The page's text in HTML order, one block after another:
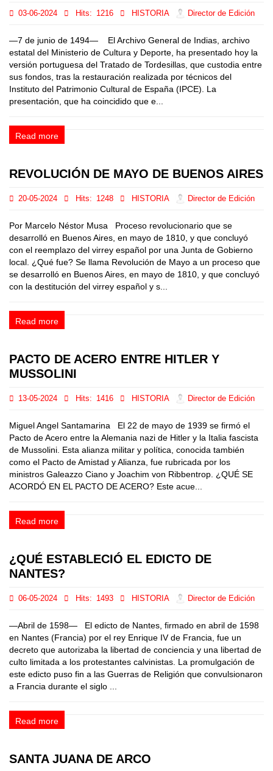
03-06-2024 Hits: 1216 HISTORIA Director de Edición
—7 de junio de 1494— El Archivo General de Indias, archivo
estatal del Ministerio de Cultura y Deporte, ha presentado hoy la
versión portuguesa del Tratado de Tordesillas, que custodia entre
sus fondos, tras la restauración realizada por técnicos del
Instituto del Patrimonio Cultural de España (IPCE). La
presentación, que ha coincidido que e...
Read more
REVOLUCIÓN DE MAYO DE BUENOS AIRES
20-05-2024 Hits: 1248 HISTORIA Director de Edición
Por Marcelo Néstor Musa Proceso revolucionario que se
desarrolló en Buenos Aires, en mayo de 1810, y que concluyó
con el reemplazo del virrey español por una Junta de Gobierno
local. ¿Qué fue? Se llama Revolución de Mayo a un proceso que
se desarrolló en Buenos Aires, en mayo de 1810, y que concluyó
con la destitución del virrey español y s...
Read more
PACTO DE ACERO ENTRE HITLER Y
MUSSOLINI
13-05-2024 Hits: 1416 HISTORIA Director de Edición
Miguel Angel Santamarina El 22 de mayo de 1939 se firmó el
Pacto de Acero entre la Alemania nazi de Hitler y la Italia fascista
de Mussolini. Esta alianza militar y política, conocida también
como el Pacto de Amistad y Alianza, fue rubricada por los
ministros Galeazzo Ciano y Joachim von Ribbentrop. ¿QUÉ SE
ACORDÓ EN EL PACTO DE ACERO? Este acue...
Read more
¿QUÉ ESTABLECIÓ EL EDICTO DE
NANTES?
06-05-2024 Hits: 1493 HISTORIA Director de Edición
—Abril de 1598— El edicto de Nantes, firmado en abril de 1598
en Nantes (Francia) por el rey Enrique IV de Francia, fue un
decreto que autorizaba la libertad de conciencia y una libertad de
culto limitada a los protestantes calvinistas. La promulgación de
este edicto puso fin a las Guerras de Religión que convulsionaron
a Francia durante el siglo ...
Read more
SANTA JUANA DE ARCO